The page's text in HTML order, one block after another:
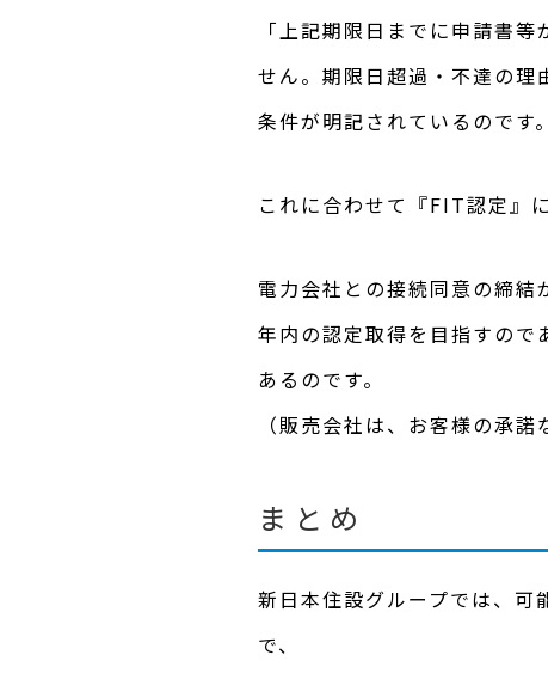
「上記期限日までに申請書
せん。期限日超過・不達の理
条件が明記されているのです。
これに合わせて『FIT認定』
電力会社との接続同意の締結
年内の認定取得を目指すので
あるのです。
（販売会社は、お客様の承
まとめ
新日本住設グループでは、可
で、